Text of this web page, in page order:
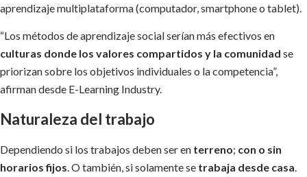
aprendizaje multiplataforma (computador, smartphone o tablet).
“Los métodos de aprendizaje social serían más efectivos en
culturas donde los valores compartidos y la comunidad se
priorizan sobre los objetivos individuales o la competencia”,
afirman desde E-Learning Industry.
Naturaleza del trabajo
Dependiendo si los trabajos deben ser en terreno; con o sin
horarios fijos . O también, si solamente se trabaja desde casa